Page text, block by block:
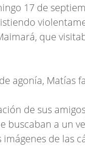
17 de
que
agonía, Matías
de sus
buscaban a un
de las